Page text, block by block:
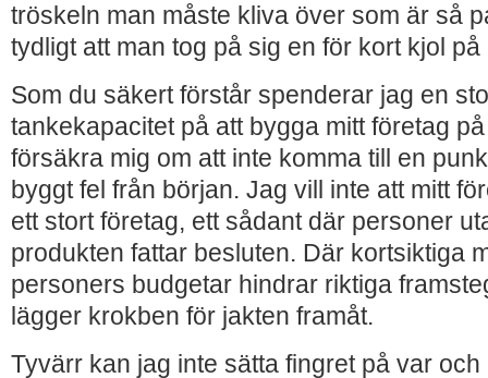
tröskeln man måste kliva över som är så
tydligt att man tog på sig en för kort kjol
Som du säkert förstår spenderar jag en
tankekapacitet på att bygga mitt företag
försäkra mig om att inte komma till en
byggt fel från början. Jag vill inte att mitt
ett stort företag, ett sådant där personer
produkten fattar besluten. Där kortsiktiga
personers budgetar hindrar riktiga
lägger krokben för jakten framåt.
Tyvärr kan jag inte sätta fingret på var